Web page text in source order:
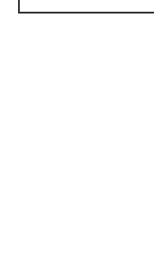
製造業のIT導入・活